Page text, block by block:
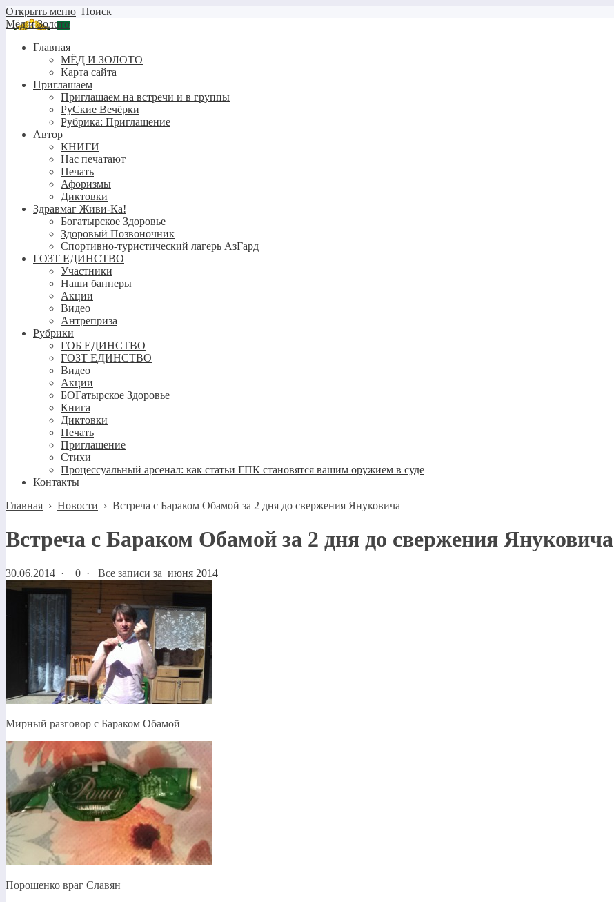
Открыть меню Поиск
Мёд и Золото
Главная
МЁД И ЗОЛОТО
Карта сайта
Приглашаем
Приглашаем на встречи и в группы
РуСкие Вечёрки
Рубрика: Приглашение
Автор
КНИГИ
Нас печатают
Печать
Афоризмы
Диктовки
Здравмаг Живи-Ка!
Богатырское Здоровье
Здоровый Позвоночник
Спортивно-туристический лагерь АзГард
ГОЗТ ЕДИНСТВО
Участники
Наши баннеры
Акции
Видео
Антреприза
Рубрики
ГОБ ЕДИНСТВО
ГОЗТ ЕДИНСТВО
Видео
Акции
БОГатырское Здоровье
Книга
Диктовки
Печать
Приглашение
Стихи
Процессуальный арсенал: как статьи ГПК становятся вашим оружием в суде
Контакты
Главная › Новости › Встреча с Бараком Обамой за 2 дня до свержения Януковича
Встреча с Бараком Обамой за 2 дня до свержения Януковича
30.06.2014 · 0 · Все записи за июня 2014
Мирный разговор с Бараком Обамой
Порошенко враг Славян